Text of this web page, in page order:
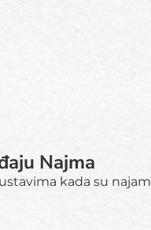
Najma
kada su najam